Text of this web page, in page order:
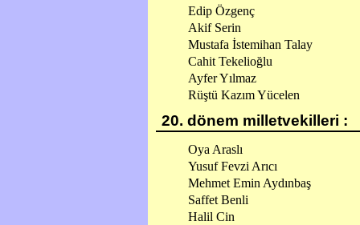
Edip Özgenç
Akif Serin
Mustafa İstemihan Talay
Cahit Tekelioğlu
Ayfer Yılmaz
Rüştü Kazım Yücelen
20. dönem milletvekilleri :
Oya Araslı
Yusuf Fevzi Arıcı
Mehmet Emin Aydınbaş
Saffet Benli
Halil Cin